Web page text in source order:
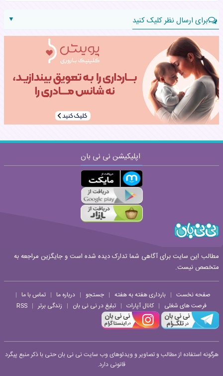
برای ارسال نظر کلیک کنید
▼
نام:
نظر:
اپلیکیشن نی نی بان
مطالب این سایت برای آگاهی شما تدارک دیده شده است و جایگزین مراجعه به
متخصص نیست.
صفحه نخست | بارداری هفته به هفته | جستجو | درباره ما | تماس با ما |
فرصت های شغلی | کانال آپارات | تبلیغ در نی نی بان | زندگی برتر |
RSS
هرگونه استفاده از مطالب و تصاویر و ویدئوهای وب سایت نی نی بان حتی با ذکر منبع پیگرد
قانونی دارد.